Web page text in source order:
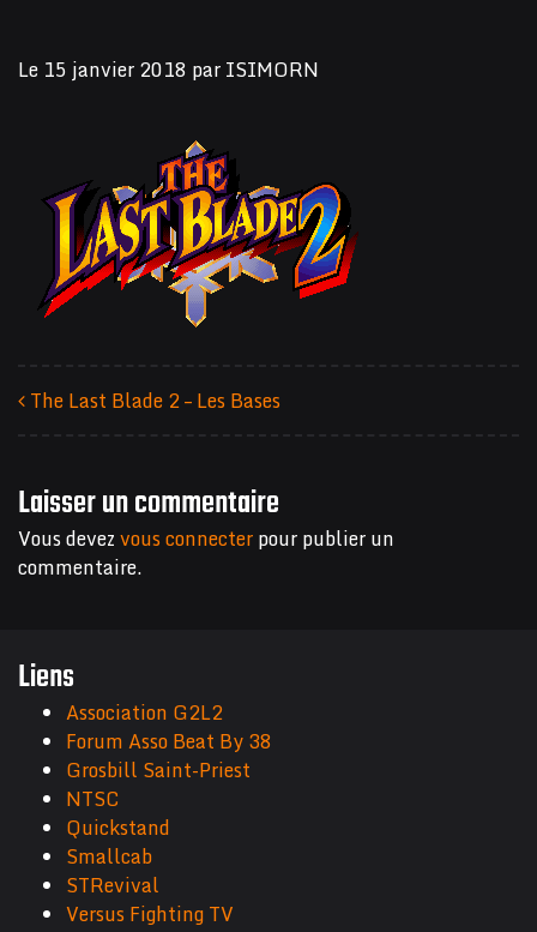
Le 15 janvier 2018 parISIMORN
The Last Blade 2 – Les Bases
Laisser un commentaire
Vous devezvous connecterpour publier un
commentaire.
Liens
Association G2L2
Forum Asso Beat By 38
Grosbill Saint-Priest
NTSC
Quickstand
Smallcab
STRevival
Versus Fighting TV